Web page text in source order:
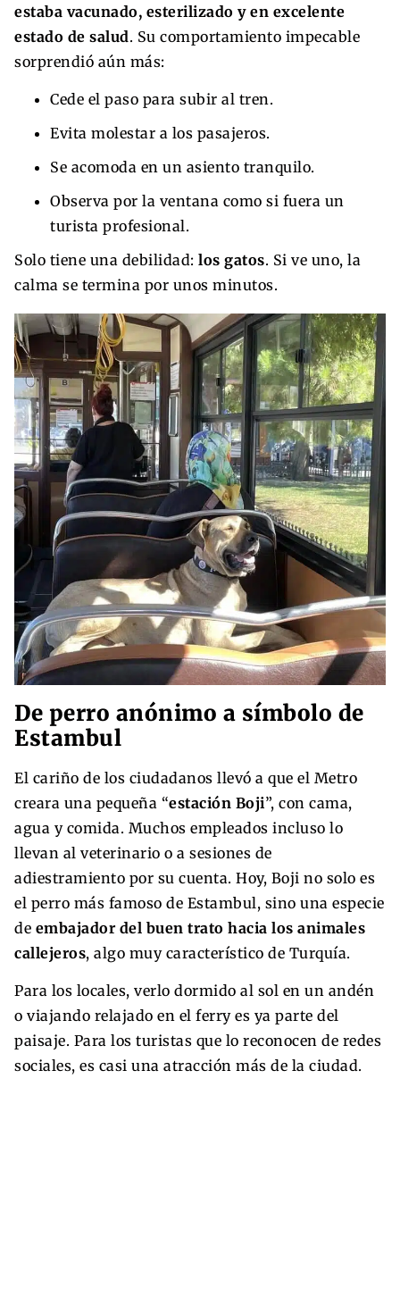
estaba vacunado, esterilizado y en excelente
estado de salud. Su comportamiento impecable
sorprendió aún más:
Cede el paso para subir al tren.
Evita molestar a los pasajeros.
Se acomoda en un asiento tranquilo.
Observa por la ventana como si fuera un
turista profesional.
Solo tiene una debilidad: los gatos. Si ve uno, la
calma se termina por unos minutos.
De perro anónimo a símbolo de
Estambul
El cariño de los ciudadanos llevó a que el Metro
creara una pequeña “estación Boji”, con cama,
agua y comida. Muchos empleados incluso lo
llevan al veterinario o a sesiones de
adiestramiento por su cuenta. Hoy, Boji no solo es
el perro más famoso de Estambul, sino una especie
de embajador del buen trato hacia los animales
callejeros, algo muy característico de Turquía.
Para los locales, verlo dormido al sol en un andén
o viajando relajado en el ferry es ya parte del
paisaje. Para los turistas que lo reconocen de redes
sociales, es casi una atracción más de la ciudad.